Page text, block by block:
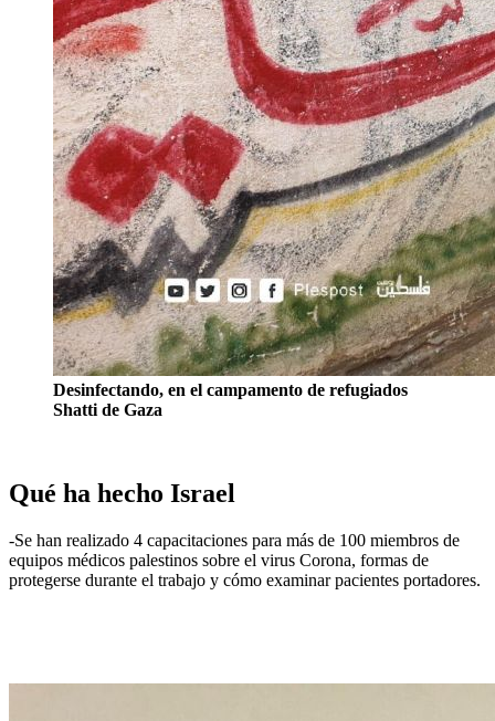
Desinfectando, en el campamento de refugiados
Shatti de Gaza
Qué ha hecho Israel
-Se han realizado 4 capacitaciones para más de 100 miembros de
equipos médicos palestinos sobre el virus Corona, formas de
protegerse durante el trabajo y cómo examinar pacientes portadores.